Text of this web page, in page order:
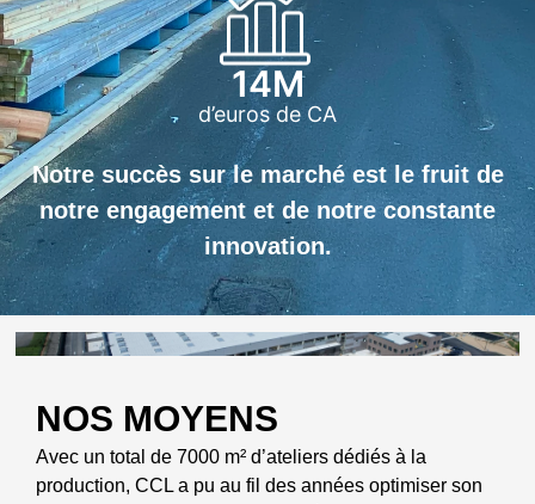
d’euros de CA
14M
Notre succès sur le marché est le fruit de
notre engagement et de notre constante
innovation.
NOS MOYENS
Avec un total de 7000 m² d’ateliers dédiés à la
production, CCL a pu au fil des années optimiser son